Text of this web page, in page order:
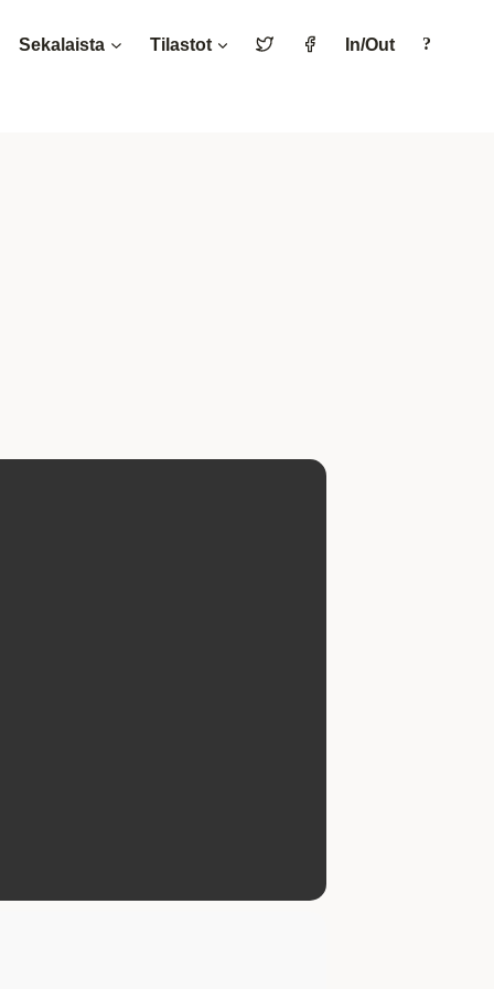
Sekalaista Tilastot In/Out